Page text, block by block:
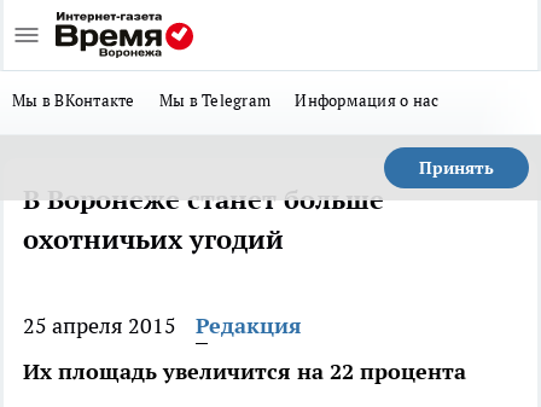
Мы в ВКонтакте Мы в Telegram Информация о нас
Принять
В Воронеже станет больше
охотничьих угодий
25 апреля 2015
Редакция
Их площадь увеличится на 22 процента